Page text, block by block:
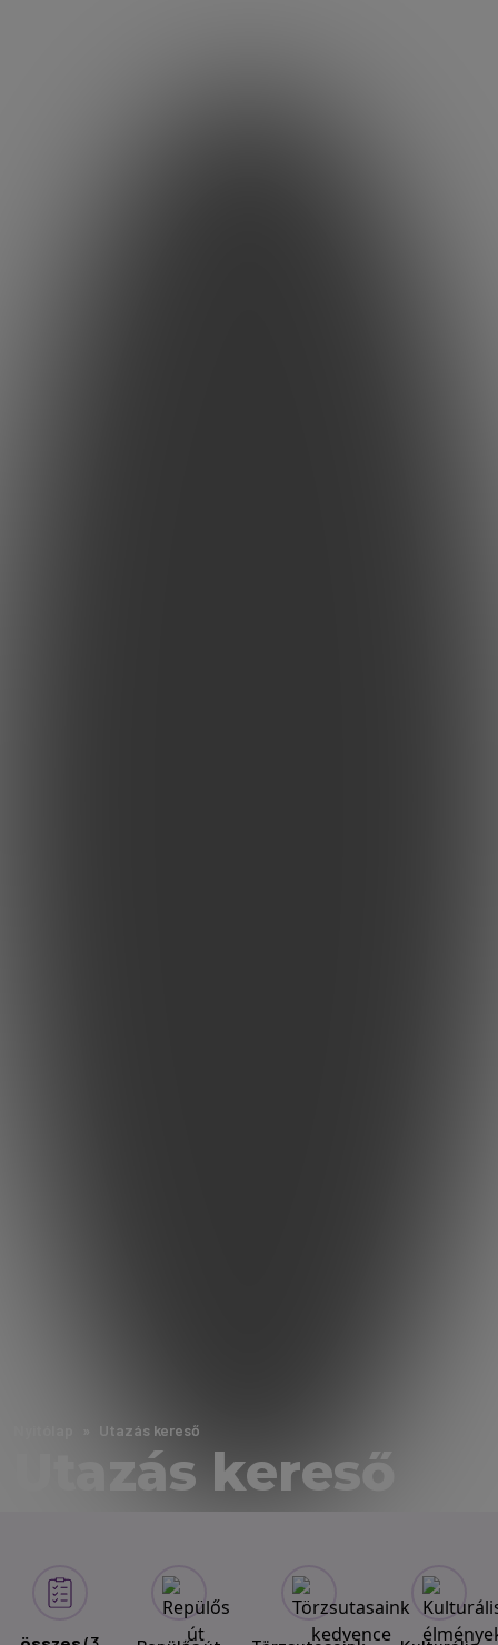
Utazás kereső
Utazás kereső